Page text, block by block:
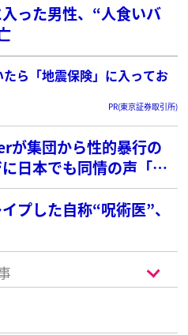
った男性、“人食いバ
ら「地震保険」に入ってお
PR(東京証券取引所)
が集団から性的暴行の
日本でも同情の声「本
プした自称“呪術医”、